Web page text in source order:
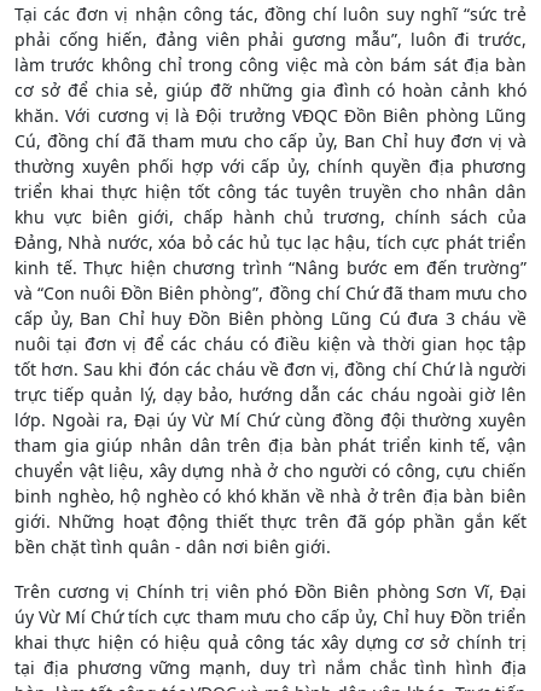
Tại các đơn vị nhận công tác, đồng chí luôn suy nghĩ “sức trẻ
phải cống hiến, đảng viên phải gương mẫu”, luôn đi trước,
làm trước không chỉ trong công việc mà còn bám sát địa bàn
cơ sở để chia sẻ, giúp đỡ những gia đình có hoàn cảnh khó
khăn. Với cương vị là Đội trưởng VĐQC Đồn Biên phòng Lũng
Cú, đồng chí đã tham mưu cho cấp ủy, Ban Chỉ huy đơn vị và
thường xuyên phối hợp với cấp ủy, chính quyền địa phương
triển khai thực hiện tốt công tác tuyên truyền cho nhân dân
khu vực biên giới, chấp hành chủ trương, chính sách của
Đảng, Nhà nước, xóa bỏ các hủ tục lạc hậu, tích cực phát triển
kinh tế. Thực hiện chương trình “Nâng bước em đến trường”
và “Con nuôi Đồn Biên phòng”, đồng chí Chứ đã tham mưu cho
cấp ủy, Ban Chỉ huy Đồn Biên phòng Lũng Cú đưa 3 cháu về
nuôi tại đơn vị để các cháu có điều kiện và thời gian học tập
tốt hơn. Sau khi đón các cháu về đơn vị, đồng chí Chứ là người
trực tiếp quản lý, dạy bảo, hướng dẫn các cháu ngoài giờ lên
lớp. Ngoài ra, Đại úy Vừ Mí Chứ cùng đồng đội thường xuyên
tham gia giúp nhân dân trên địa bàn phát triển kinh tế, vận
chuyển vật liệu, xây dựng nhà ở cho người có công, cựu chiến
binh nghèo, hộ nghèo có khó khăn về nhà ở trên địa bàn biên
giới. Những hoạt động thiết thực trên đã góp phần gắn kết
bền chặt tình quân - dân nơi biên giới.
Trên cương vị Chính trị viên phó Đồn Biên phòng Sơn Vĩ, Đại
úy Vừ Mí Chứ tích cực tham mưu cho cấp ủy, Chỉ huy Đồn triển
khai thực hiện có hiệu quả công tác xây dựng cơ sở chính trị
tại địa phương vững mạnh, duy trì nắm chắc tình hình địa